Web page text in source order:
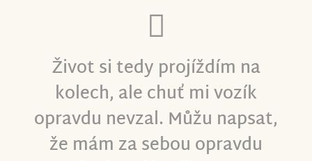
Život si tedy projíždím na
kolech, ale chuť mi vozík
opravdu nevzal. Můžu napsat,
že mám za sebou opravdu